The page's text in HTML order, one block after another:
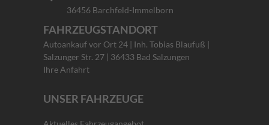
36456 Barchfeld-Immelborn
FAHRZEUGSTANDORT
Autoankauf vor Ort 24 | Inh. Tobias Blaufuß |
Salzunger Str. 27 | 36433 Bad Salzungen
Ihre Anfahrt
UNSER FAHRZEUGE